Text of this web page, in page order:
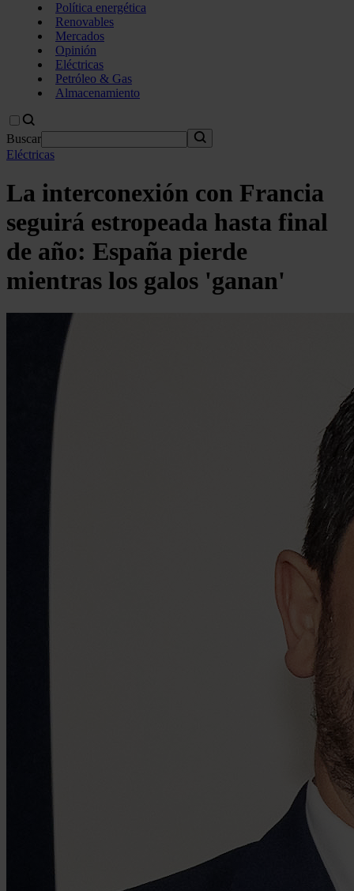
Política energética
Renovables
Mercados
Opinión
Eléctricas
Petróleo & Gas
Almacenamiento
Buscar
Eléctricas
La interconexión con Francia
seguirá estropeada hasta final
de año: España pierde
mientras los galos 'ganan'